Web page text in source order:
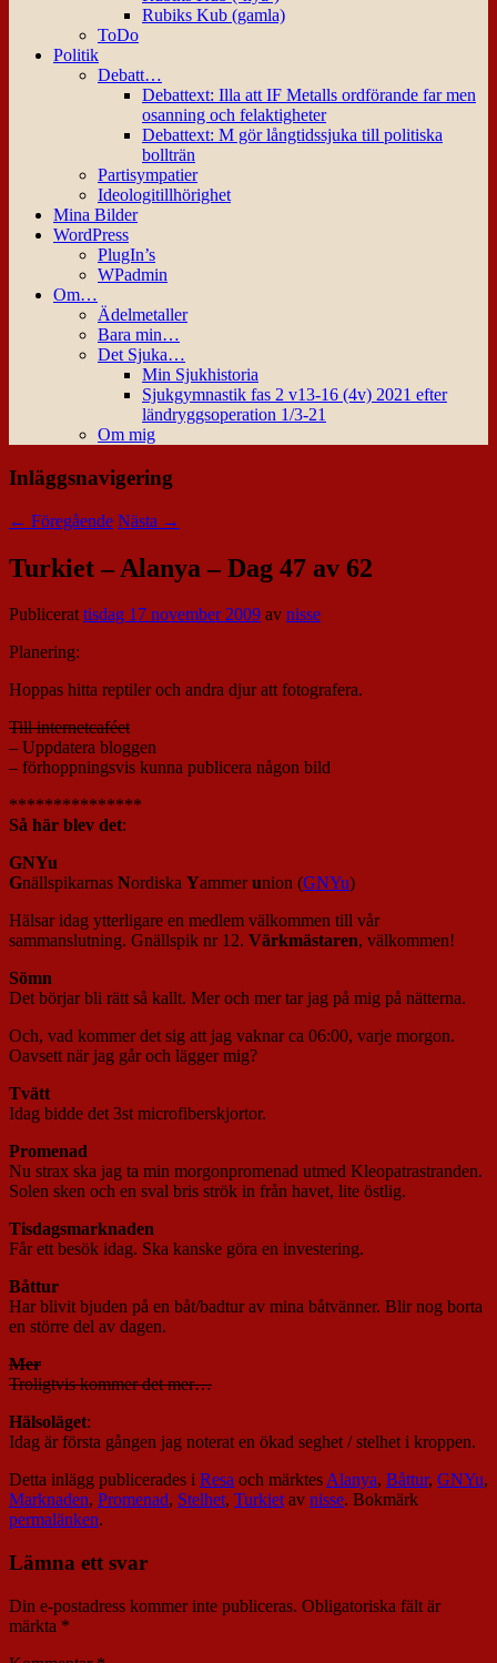
Rubiks Kub (gamla)
ToDo
Politik
Debatt…
Debattext: Illa att IF Metalls ordförande far men
osanning och felaktigheter
Debattext: M gör långtidssjuka till politiska
bollträn
Partisympatier
Ideologitillhörighet
Mina Bilder
WordPress
PlugIn’s
WPadmin
Om…
Ädelmetaller
Bara min…
Det Sjuka…
Min Sjukhistoria
Sjukgymnastik fas 2 v13-16 (4v) 2021 efter
ländryggsoperation 1/3-21
Om mig
Inläggsnavigering
← Föregående Nästa →
Turkiet – Alanya – Dag 47 av 62
Publicerattisdag 17 november 2009 av nisse
Planering:
Hoppas hitta reptiler och andra djur att fotografera.
Till internetcaféet
– Uppdatera bloggen
– förhoppningsvis kunna publicera någon bild
***************
Så här blev det:
GNYu
Gnällspikarnas Nordiska Yammerunion (GNYu)
Hälsar idag ytterligare en medlem välkommen till vår
sammanslutning. Gnällspik nr 12. Värkmästaren, välkommen!
Sömn
Det börjar bli rätt så kallt. Mer och mer tar jag på mig på nätterna.
Och, vad kommer det sig att jag vaknar ca 06:00, varje morgon.
Oavsett när jag går och lägger mig?
Tvätt
Idag bidde det 3st microfiberskjortor.
Promenad
Nu strax ska jag ta min morgonpromenad utmed Kleopatrastranden.
Solen sken och en sval bris strök in från havet, lite östlig.
Tisdagsmarknaden
Får ett besök idag. Ska kanske göra en investering.
Båttur
Har blivit bjuden på en båt/badtur av mina båtvänner. Blir nog borta
en större del av dagen.
Mer
Troligtvis kommer det mer…
Hälsoläget:
Idag är första gången jag noterat en ökad seghet / stelhet i kroppen.
Detta inlägg publicerades i Resa och märktesAlanya, Båttur, GNYu,
Marknaden, Promenad, Stelhet, Turkietav nisse. Bokmärk
permalänken.
Lämna ett svar
Din e-postadress kommer inte publiceras. Obligatoriska fält är
märkta *